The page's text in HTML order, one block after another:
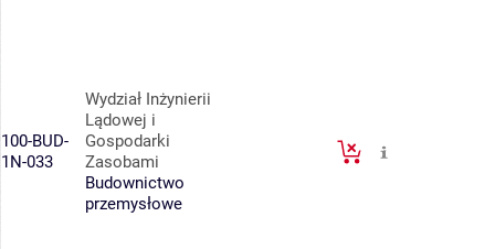
100-BUD-
1N-033
Wydział Inżynierii
Lądowej i
Gospodarki
Zasobami
Budownictwo
przemysłowe